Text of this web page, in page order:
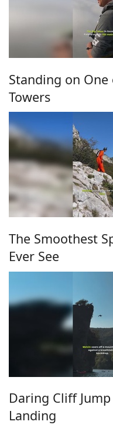
Standing on One
Towers
The Smoothest
Ever See
Daring Cliff
Landing